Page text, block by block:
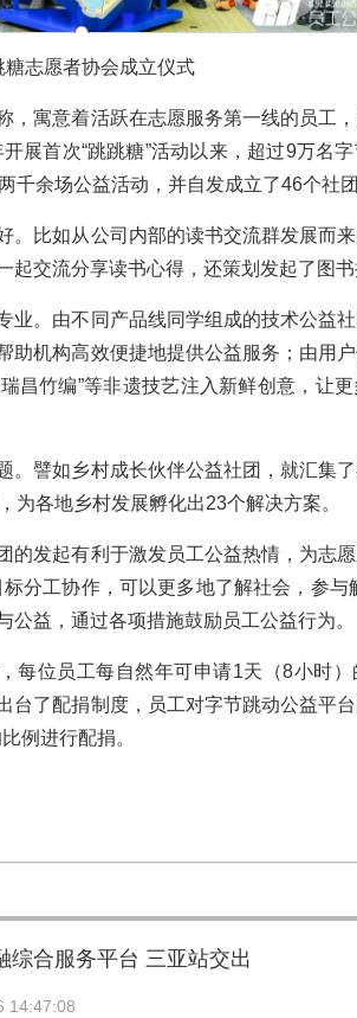
糖志愿者协会成立仪式
寓意着活跃在志愿服务第一线的员工，
展首次“跳跳糖”活动以来，超过9万名
千余场公益活动，并自发成立了46个社团
比如从公司内部的读书交流群发展而
交流分享读书心得，还策划发起了图书
。由不同产品线同学组成的技术公益
助机构高效便捷地提供公益服务；由用
昌竹编”等非遗技艺注入新鲜创意，让
譬如乡村成长伙伴公益社团，就汇集了
为各地乡村发展孵化出23个解决方案。
发起有利于激发员工公益热情，为志
分工协作，可以更多地了解社会，参与
益，通过各项措施鼓励员工公益行为。
位员工每自然年可申请1天（8小时）
台了配捐制度，员工对字节跳动公益平
例进行配捐。
综合服务平台 三亚站交出
14:47:08